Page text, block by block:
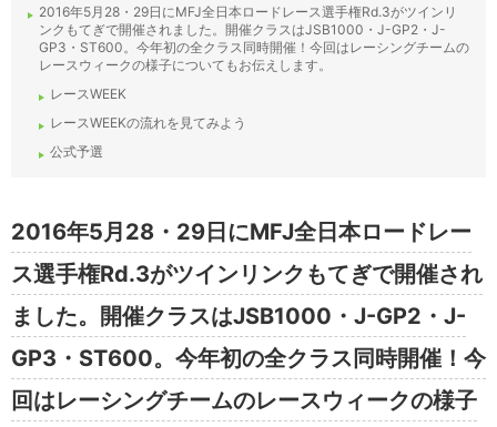
2016年5月28・29日にMFJ全日本ロードレース選手権Rd.3がツインリ
ンクもてぎで開催されました。開催クラスはJSB1000・J-GP2・J-
GP3・ST600。今年初の全クラス同時開催！今回はレーシングチームの
レースウィークの様子についてもお伝えします。
レースWEEK
レースWEEKの流れを見てみよう
公式予選
2016年5月28・29日にMFJ全日本ロードレー
ス選手権Rd.3がツインリンクもてぎで開催され
ました。開催クラスはJSB1000・J-GP2・J-
GP3・ST600。今年初の全クラス同時開催！今
回はレーシングチームのレースウィークの様子